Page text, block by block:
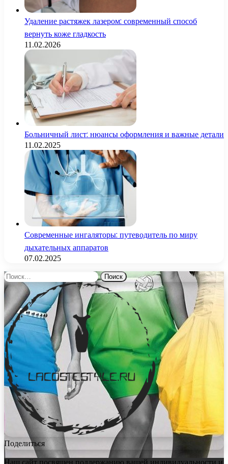
Удаление растяжек лазером: современный способ
вернуть коже гладкость
11.02.2026
Больничный лист: нюансы оформления и важные детали
11.02.2025
Современные ингаляторы: путеводитель по миру
дыхательных аппаратов
07.02.2025
Найти:
Поделиться
Наш сайт посвящен поддержанию вашей индивидуальности и